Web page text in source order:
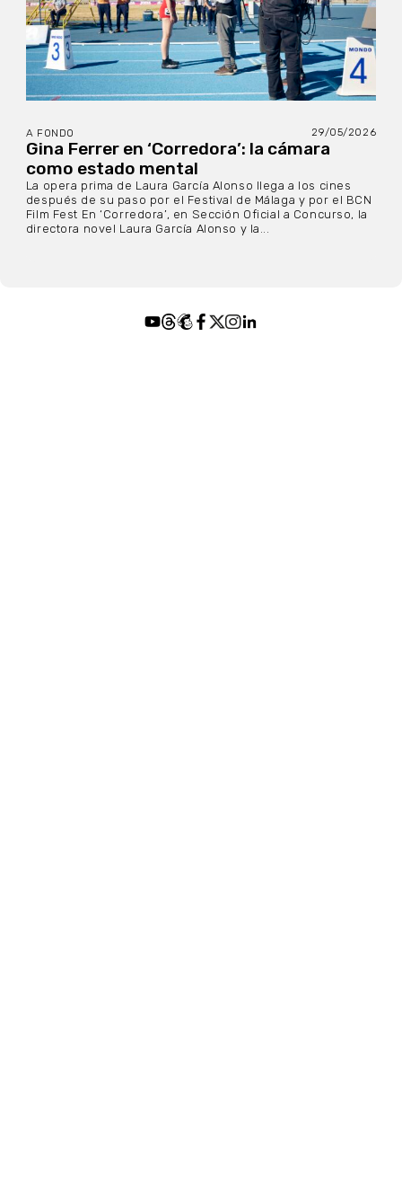
A FONDO 29/05/2026
Gina Ferrer en ‘Corredora’: la cámara
como estado mental
La opera prima de Laura García Alonso llega a los cines
después de su paso por el Festival de Málaga y por el BCN
Film Fest En ‘Corredora’, en Sección Oficial a Concurso, la
directora novel Laura García Alonso y la...